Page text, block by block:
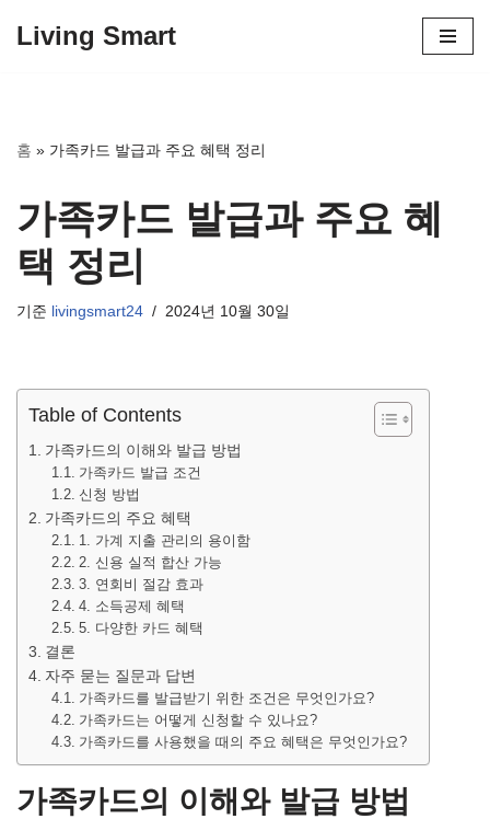
건
뛰
Living Smart
홈 » 가족카드 발급과 주요 혜택 정리
가족카드 발급과 주요 혜
택 정리
기준 livingsmart24 2024년 10월 30일
Table of Contents
가족카드의 이해와 발급 방법
가족카드 발급 조건
신청 방법
가족카드의 주요 혜택
1. 가계 지출 관리의 용이함
2. 신용 실적 합산 가능
3. 연회비 절감 효과
4. 소득공제 혜택
5. 다양한 카드 혜택
결론
자주 묻는 질문과 답변
가족카드를 발급받기 위한 조건은 무엇인가요?
가족카드는 어떻게 신청할 수 있나요?
가족카드를 사용했을 때의 주요 혜택은 무엇인가요?
가족카드의 이해와 발급 방법